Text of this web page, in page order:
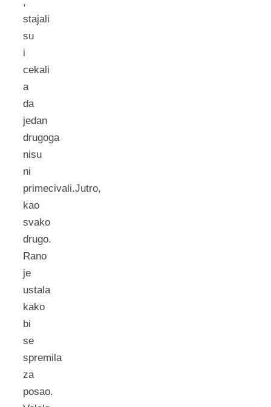
stajali
su
i
cekali
a
da
jedan
drugoga
nisu
ni
primecivali.Jutro,
kao
svako
drugo.
Rano
je
ustala
kako
bi
se
spremila
za
posao.